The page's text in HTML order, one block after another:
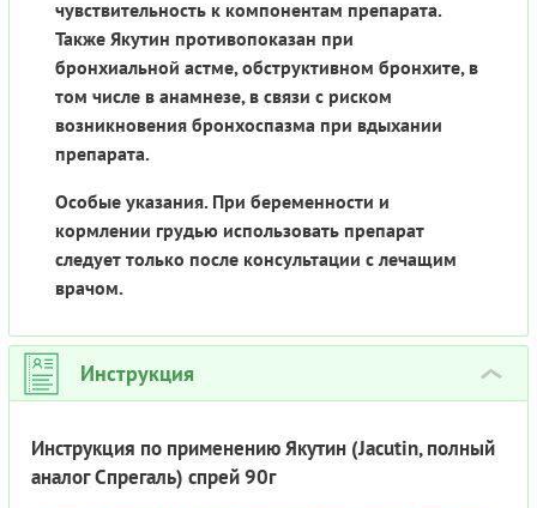
чувствительность к компонентам препарата.
Также Якутин противопоказан при
бронхиальной астме, обструктивном бронхите, в
том числе в анамнезе, в связи с риском
возникновения бронхоспазма при вдыхании
препарата.
Особые указания. При беременности и
кормлении грудью использовать препарат
следует только после консультации с лечащим
врачом.
Инструкция ›
Инструкция по применению Якутин (Jacutin, полный
аналог Спрегаль) спрей 90г